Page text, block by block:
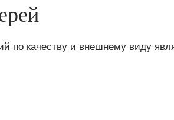
по качеству и внешнему виду